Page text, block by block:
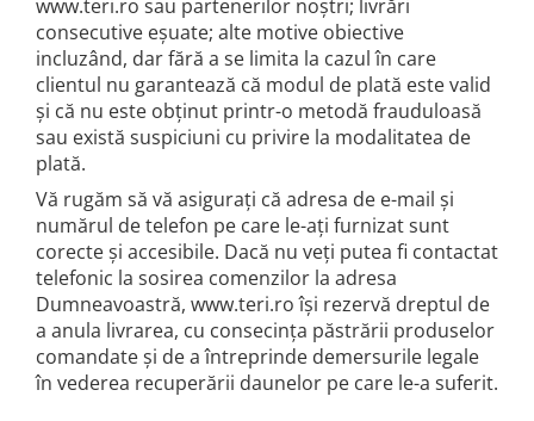
www.teri.ro sau partenerilor noștri; livrări
consecutive eșuate; alte motive obiective
incluzând, dar fără a se limita la cazul în care
clientul nu garantează că modul de plată este valid
și că nu este obținut printr-o metodă frauduloasă
sau există suspiciuni cu privire la modalitatea de
plată.
Vă rugăm să vă asigurați că adresa de e-mail și
numărul de telefon pe care le-ați furnizat sunt
corecte și accesibile. Dacă nu veți putea fi contactat
telefonic la sosirea comenzilor la adresa
Dumneavoastră, www.teri.ro își rezervă dreptul de
a anula livrarea, cu consecința păstrării produselor
comandate și de a întreprinde demersurile legale
în vederea recuperării daunelor pe care le-a suferit.